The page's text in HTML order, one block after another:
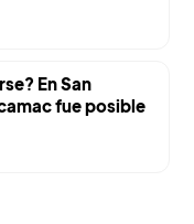
En San
fue posible